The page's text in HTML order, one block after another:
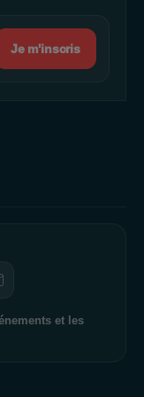
Je m'inscris
et les